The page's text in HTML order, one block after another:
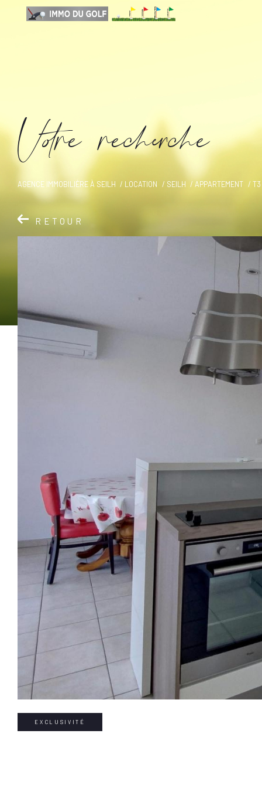
Vore recece
AGENCE IMMOBILIÈRE À SEILH LOCATION SEILH APPARTEMENT T3
RETOUR
EXCLUSIVITÉ